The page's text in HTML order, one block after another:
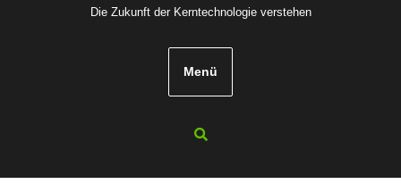
Die Zukunft der Kerntechnologie verstehen
Menü